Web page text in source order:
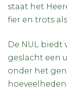
staat het
fier en trots
De NUL biedt
geslacht een
onder het